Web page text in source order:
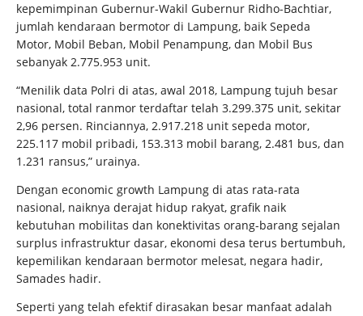
kepemimpinan Gubernur-Wakil Gubernur Ridho-Bachtiar,
jumlah kendaraan bermotor di Lampung, baik Sepeda
Motor, Mobil Beban, Mobil Penampung, dan Mobil Bus
sebanyak 2.775.953 unit.
“Menilik data Polri di atas, awal 2018, Lampung tujuh besar
nasional, total ranmor terdaftar telah 3.299.375 unit, sekitar
2,96 persen. Rinciannya, 2.917.218 unit sepeda motor,
225.117 mobil pribadi, 153.313 mobil barang, 2.481 bus, dan
1.231 ransus,” urainya.
Dengan economic growth Lampung di atas rata-rata
nasional, naiknya derajat hidup rakyat, grafik naik
kebutuhan mobilitas dan konektivitas orang-barang sejalan
surplus infrastruktur dasar, ekonomi desa terus bertumbuh,
kepemilikan kendaraan bermotor melesat, negara hadir,
Samades hadir.
Seperti yang telah efektif dirasakan besar manfaat adalah